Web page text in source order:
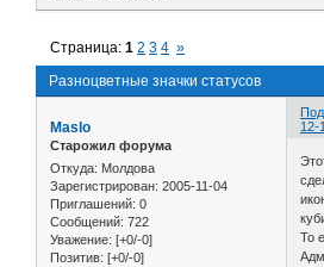
Разноцветные значки статусов
Страница:1 2 3 4 »
12-
Maslo
Старожил форума
Откуда: Молдова
Зарегистрирован: 2005-11-04
Приглашений: 0
Сообщений: 722
Уважение: [+0/-0]
Позитив: [+0/-0]
То